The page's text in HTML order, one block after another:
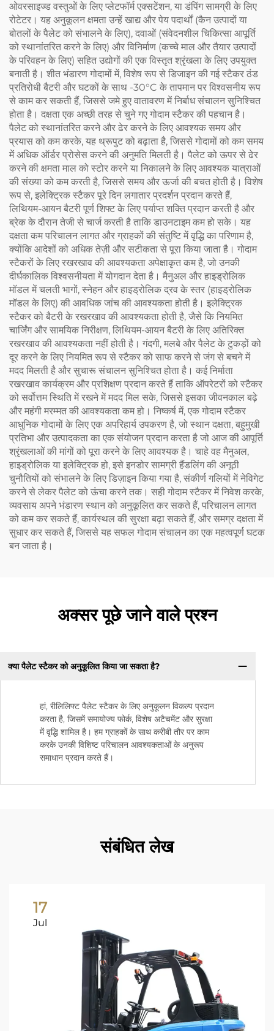
ओवरसाइज्ड वस्तुओं के लिए प्लेटफॉर्म एक्सटेंशन, या डंपिंग सामग्री के लिए
रोटेटर। यह अनुकूलन क्षमता उन्हें खाद्य और पेय पदार्थों (कैन उत्पादों या
बोतलों के पैलेट को संभालने के लिए), दवाओं (संवेदनशील चिकित्सा आपूर्ति
को स्थानांतरित करने के लिए) और विनिर्माण (कच्चे माल और तैयार उत्पादों
के परिवहन के लिए) सहित उद्योगों की एक विस्तृत श्रृंखला के लिए उपयुक्त
बनाती है। शीत भंडारण गोदामों में, विशेष रूप से डिजाइन की गई स्टैकर ठंड
प्रतिरोधी बैटरी और घटकों के साथ -30°C के तापमान पर विश्वसनीय रूप
से काम कर सकती हैं, जिससे जमे हुए वातावरण में निर्बाध संचालन सुनिश्चित
होता है। दक्षता एक अच्छी तरह से चुने गए गोदाम स्टैकर की पहचान है।
पैलेट को स्थानांतरित करने और ढेर करने के लिए आवश्यक समय और
प्रयास को कम करके, यह थ्रूपुट को बढ़ाता है, जिससे गोदामों को कम समय
में अधिक ऑर्डर प्रोसेस करने की अनुमति मिलती है। पैलेट को ऊपर से ढेर
करने की क्षमता माल को स्टोर करने या निकालने के लिए आवश्यक यात्राओं
की संख्या को कम करती है, जिससे समय और ऊर्जा की बचत होती है। विशेष
रूप से, इलेक्ट्रिक स्टैकर पूरे दिन लगातार प्रदर्शन प्रदान करते हैं,
लिथियम-आयन बैटरी पूर्ण शिफ्ट के लिए पर्याप्त शक्ति प्रदान करती है और
ब्रेक के दौरान तेजी से चार्ज करती है ताकि डाउनटाइम कम हो सके। यह
दक्षता कम परिचालन लागत और ग्राहकों की संतुष्टि में वृद्धि का परिणाम है,
क्योंकि आदेशों को अधिक तेज़ी और सटीकता से पूरा किया जाता है। गोदाम
स्टैकरों के लिए रखरखाव की आवश्यकता अपेक्षाकृत कम है, जो उनकी
दीर्घकालिक विश्वसनीयता में योगदान देता है। मैनुअल और हाइड्रोलिक
मॉडल में चलती भागों, स्नेहन और हाइड्रोलिक द्रव के स्तर (हाइड्रोलिक
मॉडल के लिए) की आवधिक जांच की आवश्यकता होती है। इलेक्ट्रिक
स्टैकर को बैटरी के रखरखाव की आवश्यकता होती है, जैसे कि नियमित
चार्जिंग और सामयिक निरीक्षण, लिथियम-आयन बैटरी के लिए अतिरिक्त
रखरखाव की आवश्यकता नहीं होती है। गंदगी, मलबे और पैलेट के टुकड़ों को
दूर करने के लिए नियमित रूप से स्टैकर को साफ करने से जंग से बचने में
मदद मिलती है और सुचारू संचालन सुनिश्चित होता है। कई निर्माता
रखरखाव कार्यक्रम और प्रशिक्षण प्रदान करते हैं ताकि ऑपरेटरों को स्टैकर
को सर्वोत्तम स्थिति में रखने में मदद मिल सके, जिससे इसका जीवनकाल बढ़े
और महंगी मरम्मत की आवश्यकता कम हो। निष्कर्ष में, एक गोदाम स्टैकर
आधुनिक गोदामों के लिए एक अपरिहार्य उपकरण है, जो स्थान दक्षता, बहुमुखी
प्रतिभा और उत्पादकता का एक संयोजन प्रदान करता है जो आज की आपूर्ति
श्रृंखलाओं की मांगों को पूरा करने के लिए आवश्यक है। चाहे वह मैनुअल,
हाइड्रोलिक या इलेक्ट्रिक हो, इसे इनडोर सामग्री हैंडलिंग की अनूठी
चुनौतियों को संभालने के लिए डिज़ाइन किया गया है, संकीर्ण गलियों में नेविगेट
करने से लेकर पैलेट को ऊंचा करने तक। सही गोदाम स्टैकर में निवेश करके,
व्यवसाय अपने भंडारण स्थान को अनुकूलित कर सकते हैं, परिचालन लागत
को कम कर सकते हैं, कार्यस्थल की सुरक्षा बढ़ा सकते हैं, और समग्र दक्षता में
सुधार कर सकते हैं, जिससे यह सफल गोदाम संचालन का एक महत्वपूर्ण घटक
बन जाता है।
अक्सर पूछे जाने वाले प्रश्न
क्या पैलेट स्टैकर को अनुकूलित किया जा सकता है?
हां, रीलिलिफ्ट पैलेट स्टैकर के लिए अनुकूलन विकल्प प्रदान
करता है, जिसमें समायोज्य फोर्क, विशेष अटैचमेंट और सुरक्षा
में वृद्धि शामिल है। हम ग्राहकों के साथ करीबी तौर पर काम
करके उनकी विशिष्ट परिचालन आवश्यकताओं के अनुरूप
समाधान प्रदान करते हैं।
संबंधित लेख
17
Jul